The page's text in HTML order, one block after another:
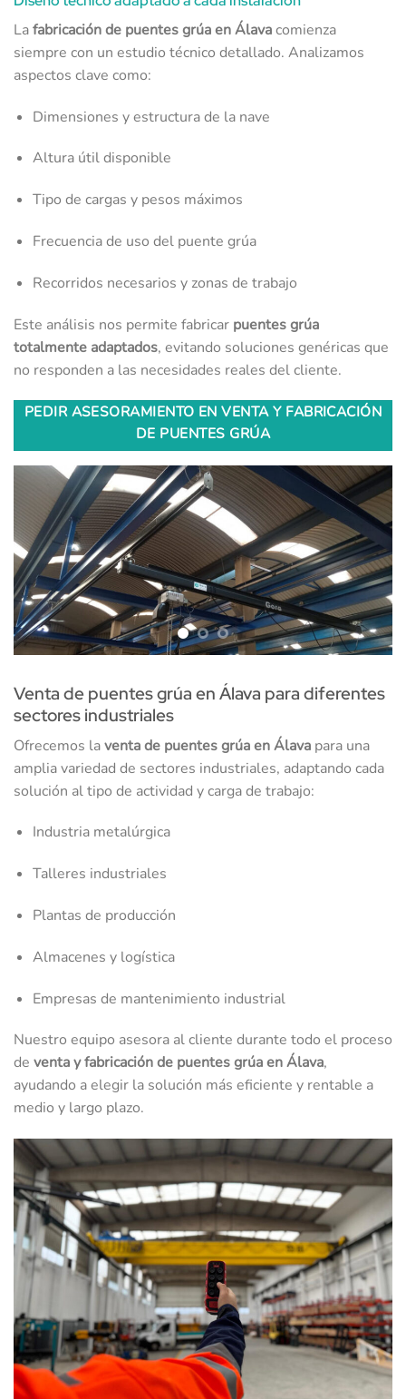
Lafabricación de puentes grúa en Álavacomienza
siempre con un estudio técnico detallado. Analizamos
aspectos clave como:
Dimensiones y estructura de la nave
Altura útil disponible
Tipo de cargas y pesos máximos
Frecuencia de uso del puente grúa
Recorridos necesarios y zonas de trabajo
Este análisis nos permite fabricar puentes grúa
totalmente adaptados, evitando soluciones genéricas que
no responden a las necesidades reales del cliente.
PEDIR ASESORAMIENTO EN VENTA Y FABRICACIÓN
DE PUENTES GRÚA
Venta de puentes grúa en Álava para diferentes
sectores industriales
Ofrecemos laventa de puentes grúa en Álava para una
amplia variedad de sectores industriales, adaptando cada
solución al tipo de actividad y carga de trabajo:
Industria metalúrgica
Talleres industriales
Plantas de producción
Almacenes y logística
Empresas de mantenimiento industrial
Nuestro equipo asesora al cliente durante todo el proceso
de venta y fabricación de puentes grúa en Álava,
ayudando a elegir la solución más eficiente y rentable a
medio y largo plazo.